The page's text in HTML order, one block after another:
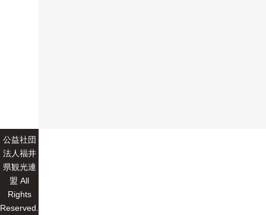
公益社団
法人福井
県観光連
盟 All
Rights
Reserved.